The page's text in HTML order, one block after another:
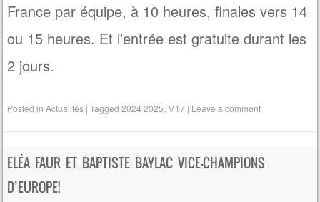
France par équipe, à 10 heures, finales vers 14
ou 15 heures. Et l’entrée est gratuite durant les
2 jours.
Posted inActualités |Tagged2024 2025 M17 | Leave a comment
ELÉA FAUR ET BAPTISTE BAYLAC VICE-CHAMPIONS
D’EUROPE!